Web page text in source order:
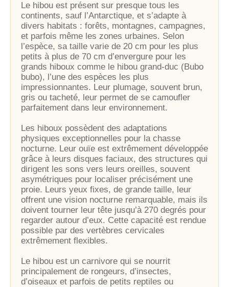
Le hibou est présent sur presque tous les
continents, sauf l’Antarctique, et s’adapte à
divers habitats : forêts, montagnes, campagnes,
et parfois même les zones urbaines. Selon
l’espèce, sa taille varie de 20 cm pour les plus
petits à plus de 70 cm d’envergure pour les
grands hiboux comme le hibou grand-duc (Bubo
bubo), l’une des espèces les plus
impressionnantes. Leur plumage, souvent brun,
gris ou tacheté, leur permet de se camoufler
parfaitement dans leur environnement.
Les hiboux possèdent des adaptations
physiques exceptionnelles pour la chasse
nocturne. Leur ouïe est extrêmement développée
grâce à leurs disques faciaux, des structures qui
dirigent les sons vers leurs oreilles, souvent
asymétriques pour localiser précisément une
proie. Leurs yeux fixes, de grande taille, leur
offrent une vision nocturne remarquable, mais ils
doivent tourner leur tête jusqu’à 270 degrés pour
regarder autour d’eux. Cette capacité est rendue
possible par des vertèbres cervicales
extrêmement flexibles.
Le hibou est un carnivore qui se nourrit
principalement de rongeurs, d’insectes,
d’oiseaux et parfois de petits reptiles ou